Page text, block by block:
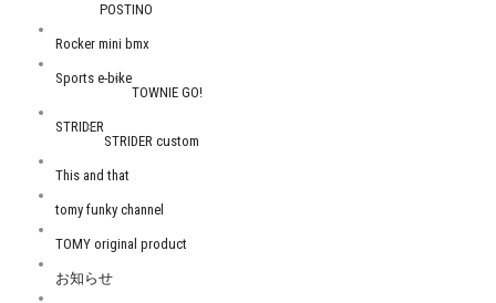
POSTINO
Rocker mini bmx
Sports e-bike
TOWNIE GO!
STRIDER
STRIDER custom
This and that
tomy funky channel
TOMY original product
お知らせ